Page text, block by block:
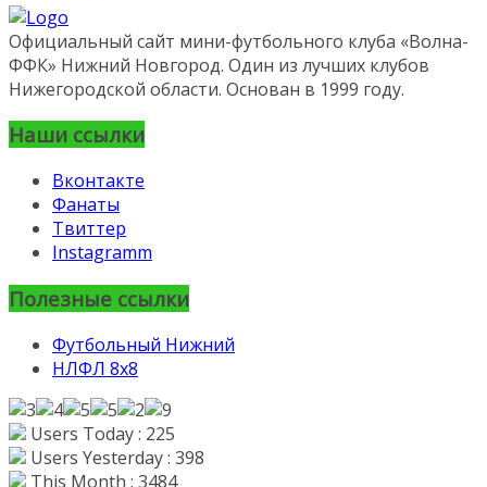
Официальный сайт мини-футбольного клуба «Волна-
ФФК» Нижний Новгород. Один из лучших клубов
Нижегородской области. Основан в 1999 году.
Наши ссылки
Вконтакте
Фанаты
Твиттер
Instagramm
Полезные ссылки
Футбольный Нижний
НЛФЛ 8х8
Users Today : 225
Users Yesterday : 398
This Month : 3484